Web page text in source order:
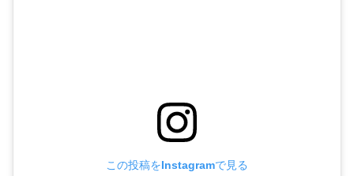
この投稿をInstagramで見る